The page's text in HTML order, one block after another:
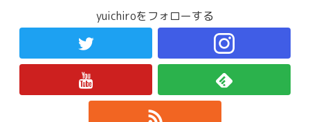
yuichiroをフォローする